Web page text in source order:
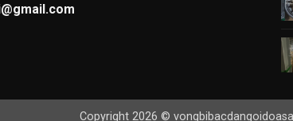
Copyright 2026 ©